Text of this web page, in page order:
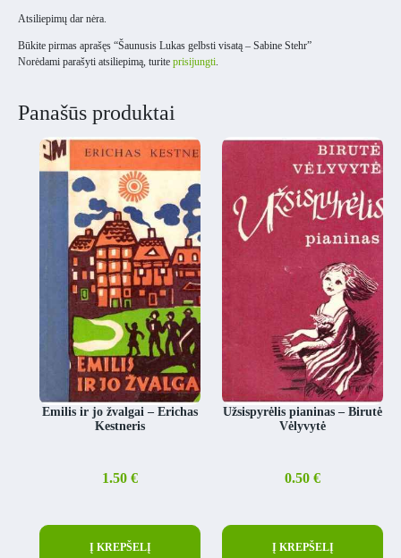
Atsiliepimų dar nėra.
Būkite pirmas aprašęs “Šaunusis Lukas gelbsti visatą – Sabine Stehr”
Norėdami parašyti atsiliepimą, turite prisijungti.
Panašūs produktai
Emilis ir jo žvalgai – Erichas
Kestneris
1.50€
Į KREPŠELĮ
Užsispyrėlis pianinas – Birutė
Vėlyvytė
0.50€
Į KREPŠELĮ